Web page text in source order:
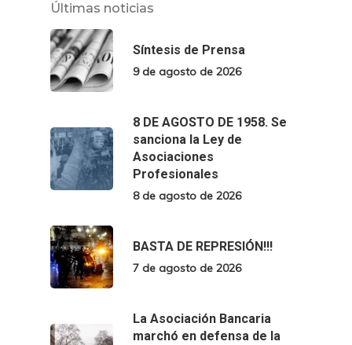
Últimas noticias
Síntesis de Prensa
9 de agosto de 2026
8 DE AGOSTO DE 1958. Se
sanciona la Ley de
Asociaciones
Profesionales
8 de agosto de 2026
BASTA DE REPRESIÓN!!!
7 de agosto de 2026
La Asociación Bancaria
marchó en defensa de la